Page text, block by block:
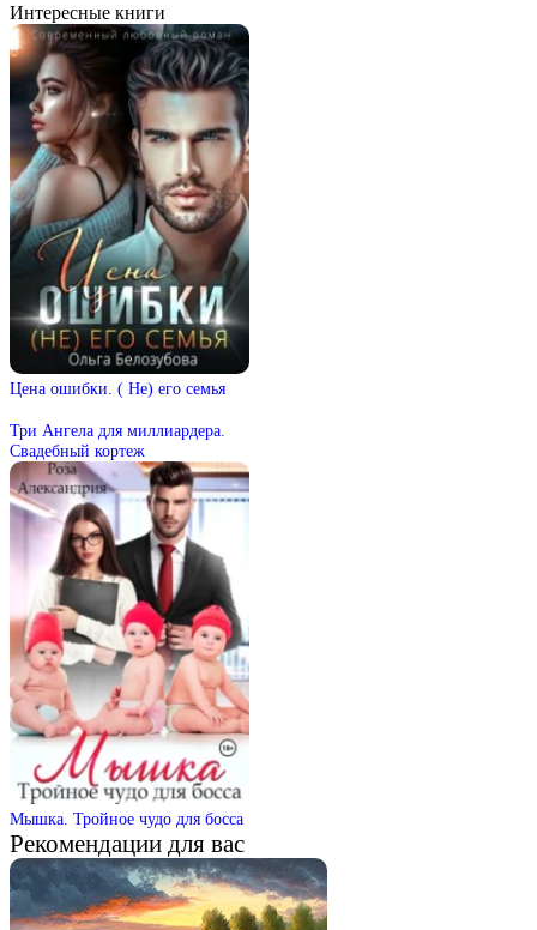
Интересные книги
Цена ошибки. ( Не) его семья
Три Ангела для миллиардера.
Свадебный кортеж
Мышка. Тройное чудо для босса
Рекомендации для вас